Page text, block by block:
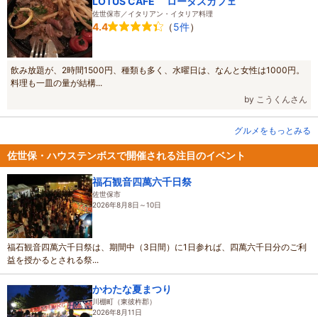
佐世保市／イタリアン・イタリア料理
4.4 （5件）
飲み放題が、2時間1500円、種類も多く、水曜日は、なんと女性は1000円。
料理も一皿の量が結構...
by こうくんさん
グルメをもっとみる
佐世保・ハウステンボスで開催される注目のイベント
福石観音四萬六千日祭
佐世保市
2026年8月8日～10日
福石観音四萬六千日祭は、期間中（3日間）に1日参れば、四萬六千日分のご利
益を授かるとされる祭...
かわたな夏まつり
川棚町（東彼杵郡）
2026年8月11日